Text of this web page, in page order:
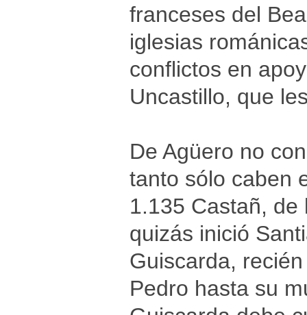
franceses del
iglesias
conflictos en
Uncastillo, que
De Agüero no
tanto sólo caben
1.135 Castañ,
quizás inició
Guiscarda,
Pedro hasta su